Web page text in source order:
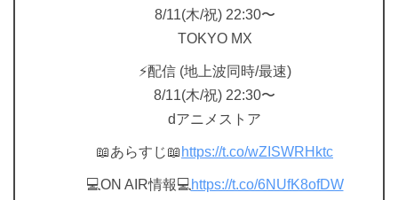
8/11(木/祝) 22:30〜
TOKYO MX
⚡配信 (地上波同時/最速)
8/11(木/祝) 22:30〜
dアニメストア
📖あらすじ📖 https://t.co/wZISWRHktc
💻ON AIR情報💻 https://t.co/6NUfK8ofDW